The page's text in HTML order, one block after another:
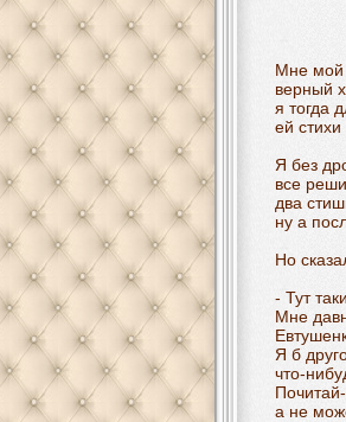
Мне мой
верный
я тогда
ей
Я без
все
два
ну а
Но
- Тут
Мне
Я б
что-
а не